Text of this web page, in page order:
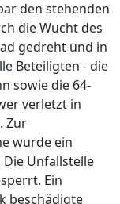
den stehenden
die Wucht des
gedreht und in
Beteiligten - die
sowie die 64-
verletzt in
Zur
wurde ein
Unfallstelle
Ein
beschädigte